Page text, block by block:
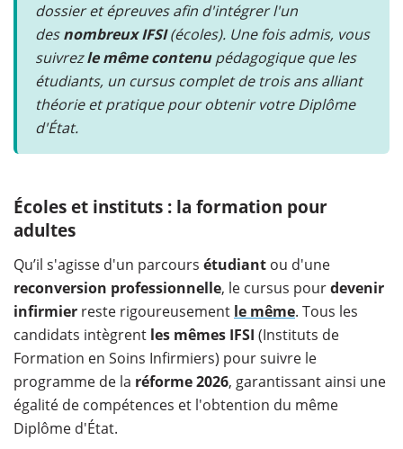
dossier et épreuves afin d'intégrer l'un
desnombreux IFSI(écoles). Une fois admis, vous
suivrezle même contenupédagogique que les
étudiants, un cursus complet de trois ans alliant
théorie et pratique pour obtenir votre Diplôme
d'État.
Écoles et instituts : la formation pour
adultes
Qu’il s'agisse d'un parcours étudiant ou d'une
reconversion professionnelle, le cursus pourdevenir
infirmier reste rigoureusement le même. Tous les
candidats intègrent les mêmes IFSI (Instituts de
Formation en Soins Infirmiers) pour suivre le
programme de la réforme 2026, garantissant ainsi une
égalité de compétences et l'obtention du même
Diplôme d'État.